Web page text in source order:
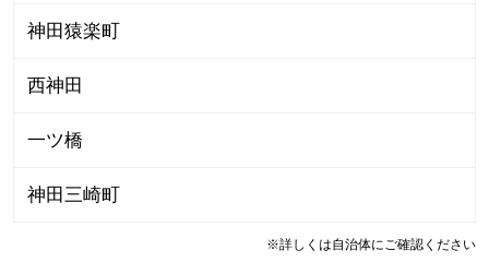
神田猿楽町
西神田
一ツ橋
神田三崎町
※詳しくは自治体にご確認ください